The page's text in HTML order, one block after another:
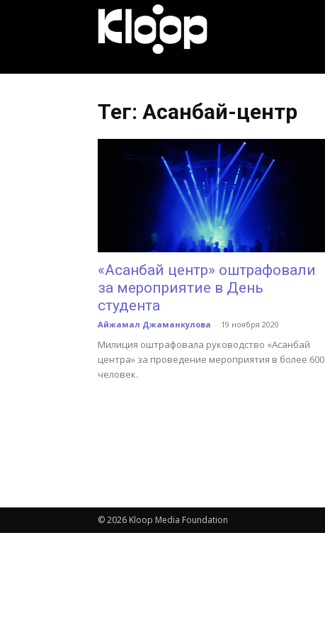
Новости
Кыргызстана
Тег: Асанбай-центр
«Асанбай центр» оштрафовали
за мероприятие в День
студента
Айжамал Джаманкулова - 19 ноября 2020
Милиция оштрафовала руководство «Асанбай
центра» за проведение мероприятия в более 600
человек.
© 2026 Kloop Media Foundation